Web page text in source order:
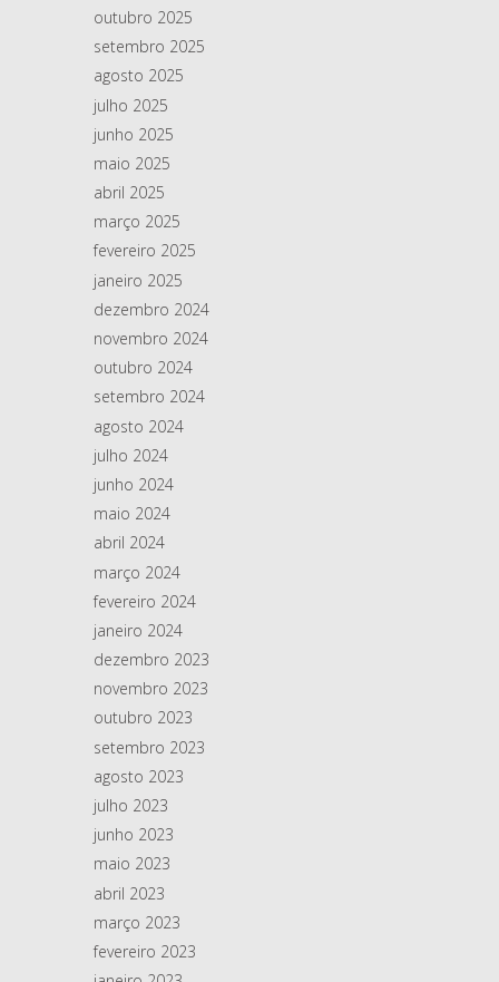
outubro 2025
setembro 2025
agosto 2025
julho 2025
junho 2025
maio 2025
abril 2025
março 2025
fevereiro 2025
janeiro 2025
dezembro 2024
novembro 2024
outubro 2024
setembro 2024
agosto 2024
julho 2024
junho 2024
maio 2024
abril 2024
março 2024
fevereiro 2024
janeiro 2024
dezembro 2023
novembro 2023
outubro 2023
setembro 2023
agosto 2023
julho 2023
junho 2023
maio 2023
abril 2023
março 2023
fevereiro 2023